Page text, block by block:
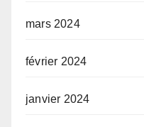
mars 2024
février 2024
janvier 2024